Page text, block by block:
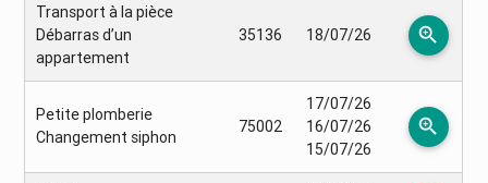
Transport à la pièce
Débarras d’un
appartement
35136 18/07/26 zoom_in
Petite plomberie
Changement siphon
75002
17/07/26
16/07/26
15/07/26
zoom_in